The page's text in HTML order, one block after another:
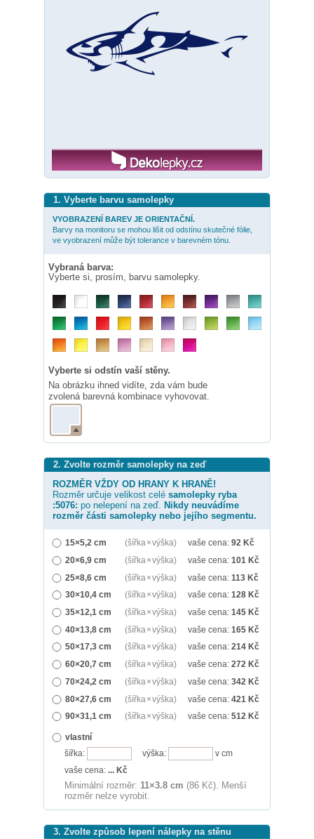
1. Vyberte barvu samolepky
VYOBRAZENÍ BAREV JE ORIENTAČNÍ.
Barvy na monitoru se mohou lišit od odstínu skutečné fólie,
ve vyobrazení může být tolerance v barevném tónu.
Vybraná barva:
Vyberte si, prosím, barvu samolepky.
Vyberte si odstín vaší stěny.
Na obrázku ihned vidíte, zda vám bude
zvolená barevná kombinace vyhovovat.
2. Zvolte rozměr samolepky na zeď
ROZMĚR VŽDY OD HRANY K HRANĚ!
Rozměr určuje velikost celé samolepky ryba
:5076: po nelepení na zeď. Nikdy neuvádíme
rozměr části samolepky nebo jejího segmentu.
15×5,2 cm (šířka × výška) vaše cena: 92 Kč
20×6,9 cm
(šířka × výška) vaše cena: 101 Kč
25×8,6 cm
(šířka × výška) vaše cena: 113 Kč
30×10,4 cm
(šířka × výška) vaše cena: 128 Kč
35×12,1 cm
(šířka × výška) vaše cena: 145 Kč
40×13,8 cm
(šířka × výška) vaše cena: 165 Kč
50×17,3 cm
(šířka × výška) vaše cena: 214 Kč
60×20,7 cm
(šířka × výška) vaše cena: 272 Kč
70×24,2 cm
(šířka × výška) vaše cena: 342 Kč
80×27,6 cm
(šířka × výška) vaše cena: 421 Kč
90×31,1 cm
(šířka × výška) vaše cena: 512 Kč
vlastní
šířka:
výška:
v cm
vaše cena: ... Kč
Minimální rozměr: 11×3.8 cm (86 Kč). Menší
rozměr nelze vyrobit.
3. Zvolte způsob lepení nálepky na stěnu